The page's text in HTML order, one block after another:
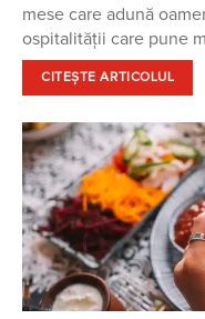
mese care adună
ospitalității care pune
CITEȘTE ARTICOLUL